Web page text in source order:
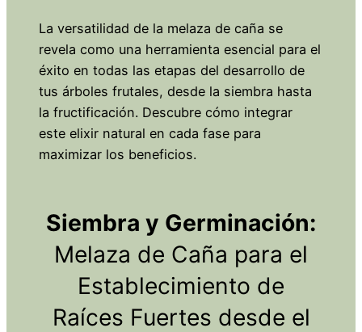
La versatilidad de la melaza de caña se
revela como una herramienta esencial para el
éxito en todas las etapas del desarrollo de
tus árboles frutales, desde la siembra hasta
la fructificación. Descubre cómo integrar
este elixir natural en cada fase para
maximizar los beneficios.
Siembra y Germinación:
Melaza de Caña para el
Establecimiento de
Raíces Fuertes desde el